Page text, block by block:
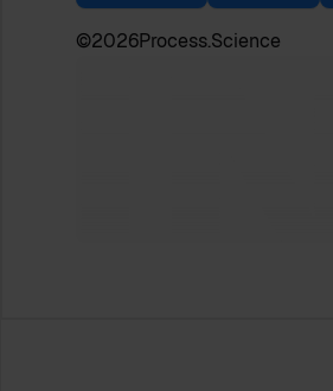
©2026Process.Science